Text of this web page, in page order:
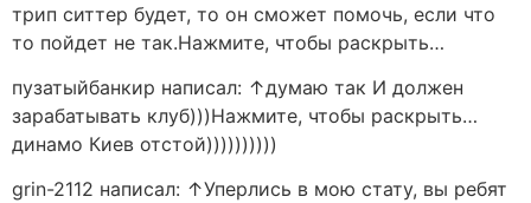
трип ситтер будет, то он сможет помочь, если что
то пойдет не так.Нажмите, чтобы раскрыть…
пузатыйбанкир написал: ↑думаю так И должен
зарабатывать клуб)))Нажмите, чтобы раскрыть…
динамо Киев отстой))))))))))
grin-2112 написал: ↑Уперлись в мою стату, вы ребят